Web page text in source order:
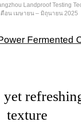
Landproof Testing
ดือน เมษายน – มิถุนายน 2025
Fermented
yet
texture